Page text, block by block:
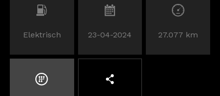
Elektrisch 23-04-2024 27.077 km